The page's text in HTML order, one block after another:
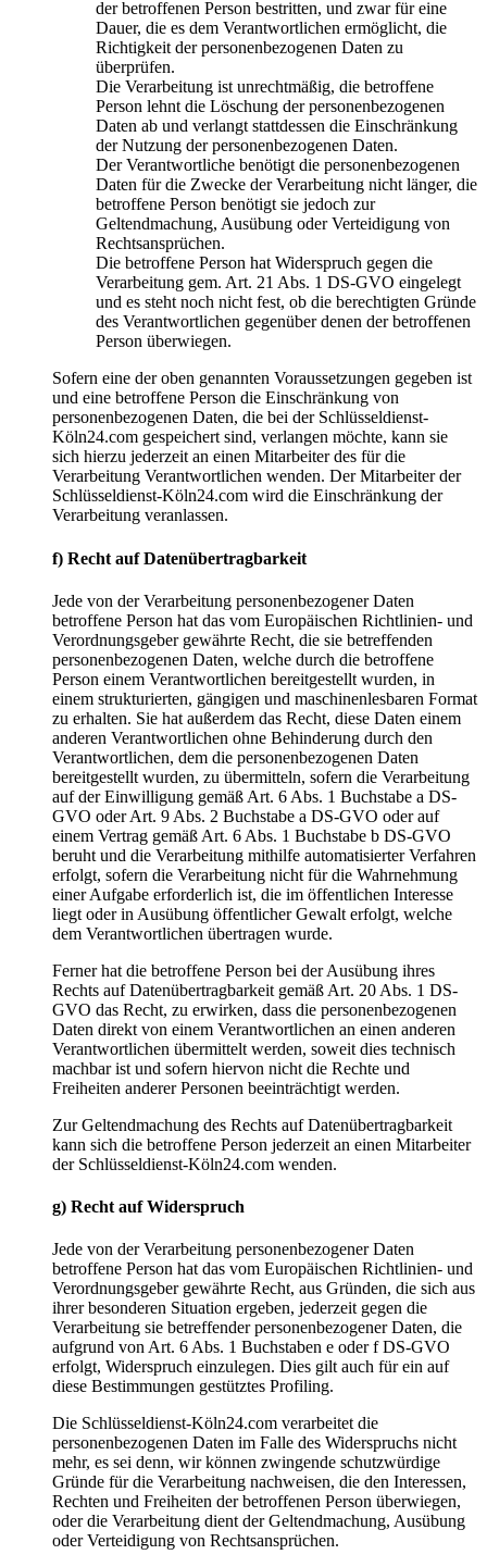
der betroffenen Person bestritten, und zwar für eine
Dauer, die es dem Verantwortlichen ermöglicht, die
Richtigkeit der personenbezogenen Daten zu
überprüfen.
Die Verarbeitung ist unrechtmäßig, die betroffene
Person lehnt die Löschung der personenbezogenen
Daten ab und verlangt stattdessen die Einschränkung
der Nutzung der personenbezogenen Daten.
Der Verantwortliche benötigt die personenbezogenen
Daten für die Zwecke der Verarbeitung nicht länger, die
betroffene Person benötigt sie jedoch zur
Geltendmachung, Ausübung oder Verteidigung von
Rechtsansprüchen.
Die betroffene Person hat Widerspruch gegen die
Verarbeitung gem. Art. 21 Abs. 1 DS-GVO eingelegt
und es steht noch nicht fest, ob die berechtigten Gründe
des Verantwortlichen gegenüber denen der betroffenen
Person überwiegen.
Sofern eine der oben genannten Voraussetzungen gegeben ist
und eine betroffene Person die Einschränkung von
personenbezogenen Daten, die bei der Schlüsseldienst-
Köln24.com gespeichert sind, verlangen möchte, kann sie
sich hierzu jederzeit an einen Mitarbeiter des für die
Verarbeitung Verantwortlichen wenden. Der Mitarbeiter der
Schlüsseldienst-Köln24.com wird die Einschränkung der
Verarbeitung veranlassen.
f) Recht auf Datenübertragbarkeit
Jede von der Verarbeitung personenbezogener Daten
betroffene Person hat das vom Europäischen Richtlinien- und
Verordnungsgeber gewährte Recht, die sie betreffenden
personenbezogenen Daten, welche durch die betroffene
Person einem Verantwortlichen bereitgestellt wurden, in
einem strukturierten, gängigen und maschinenlesbaren Format
zu erhalten. Sie hat außerdem das Recht, diese Daten einem
anderen Verantwortlichen ohne Behinderung durch den
Verantwortlichen, dem die personenbezogenen Daten
bereitgestellt wurden, zu übermitteln, sofern die Verarbeitung
auf der Einwilligung gemäß Art. 6 Abs. 1 Buchstabe a DS-
GVO oder Art. 9 Abs. 2 Buchstabe a DS-GVO oder auf
einem Vertrag gemäß Art. 6 Abs. 1 Buchstabe b DS-GVO
beruht und die Verarbeitung mithilfe automatisierter Verfahren
erfolgt, sofern die Verarbeitung nicht für die Wahrnehmung
einer Aufgabe erforderlich ist, die im öffentlichen Interesse
liegt oder in Ausübung öffentlicher Gewalt erfolgt, welche
dem Verantwortlichen übertragen wurde.
Ferner hat die betroffene Person bei der Ausübung ihres
Rechts auf Datenübertragbarkeit gemäß Art. 20 Abs. 1 DS-
GVO das Recht, zu erwirken, dass die personenbezogenen
Daten direkt von einem Verantwortlichen an einen anderen
Verantwortlichen übermittelt werden, soweit dies technisch
machbar ist und sofern hiervon nicht die Rechte und
Freiheiten anderer Personen beeinträchtigt werden.
Zur Geltendmachung des Rechts auf Datenübertragbarkeit
kann sich die betroffene Person jederzeit an einen Mitarbeiter
der Schlüsseldienst-Köln24.com wenden.
g) Recht auf Widerspruch
Jede von der Verarbeitung personenbezogener Daten
betroffene Person hat das vom Europäischen Richtlinien- und
Verordnungsgeber gewährte Recht, aus Gründen, die sich aus
ihrer besonderen Situation ergeben, jederzeit gegen die
Verarbeitung sie betreffender personenbezogener Daten, die
aufgrund von Art. 6 Abs. 1 Buchstaben e oder f DS-GVO
erfolgt, Widerspruch einzulegen. Dies gilt auch für ein auf
diese Bestimmungen gestütztes Profiling.
Die Schlüsseldienst-Köln24.com verarbeitet die
personenbezogenen Daten im Falle des Widerspruchs nicht
mehr, es sei denn, wir können zwingende schutzwürdige
Gründe für die Verarbeitung nachweisen, die den Interessen,
Rechten und Freiheiten der betroffenen Person überwiegen,
oder die Verarbeitung dient der Geltendmachung, Ausübung
oder Verteidigung von Rechtsansprüchen.